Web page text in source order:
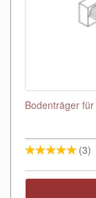
Bodenträger
(3)